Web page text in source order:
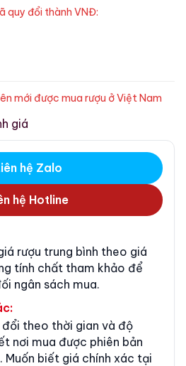
quy đổi thành VNĐ:
mới được mua rượu ở Việt Nam
giá
hệ Zalo
hệ Hotline
rượu trung bình theo giá
tính chất tham khảo để
ngân sách mua.
đổi theo thời gian và độ
nơi mua được phiên bản
Muốn biết giá chính xác tại